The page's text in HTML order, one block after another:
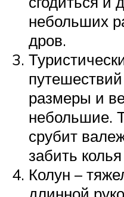
небольших
дров.
размеры и
небольшие.
срубит
забить
Колун –